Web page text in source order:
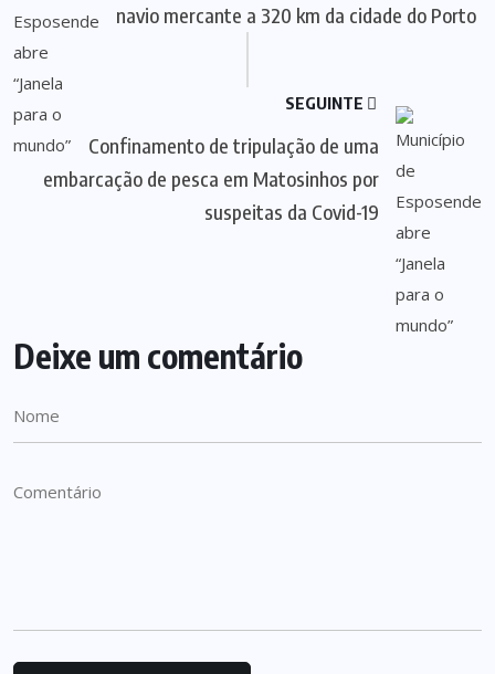
navio mercante a 320 km da cidade do Porto
SEGUINTE
Confinamento de tripulação de uma
embarcação de pesca em Matosinhos por
suspeitas da Covid-19
Deixe um comentário